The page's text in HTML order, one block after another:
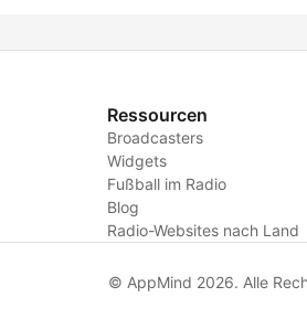
Ressourcen
Broadcasters
Widgets
Fußball im Radio
Blog
Radio-Websites nach Land
© AppMind 2026. Alle